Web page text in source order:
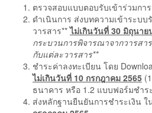
ตรวจสอบแบบตอบรับเข้าร่วมกา
ดำเนินการ ส่งบทความเข้าระบ
วารสาร**ไม่เกินวันที่ 30 มิถุนาย
กระบวนการพิจารณาจากวารส
กับแต่ละวารสาร**
ชำระค่าลงทะเบียน โดย
ไม่เกินวันที่ 10 กรกฎาคม 2565
ธนาคาร หรือ 1.2 แบบฟอร์มชำร
ส่งหลักฐานยืนยันการชำระเงิน